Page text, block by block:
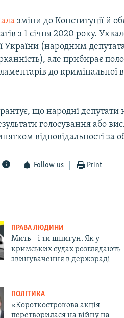
зміни до Конституції й
з 1 січня 2020 року.
України (народним
але прибирає
до кримінальної
що народні депутати
голосування або
відповідальності за
Follow us Print
ПРАВА ЛЮДИНИ
Мить – і ти шпигун. Як у
кримських судах розглядають
звинувачення в держзраді
ПОЛІТИКА
«Короткострокова акція
перетворилася на війну на